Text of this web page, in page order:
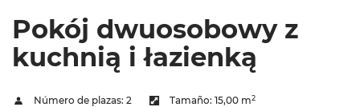
Pokój dwuosobowy z
kuchnią i łazienką
Número de plazas: 2 Tamaño: 15,00 m2